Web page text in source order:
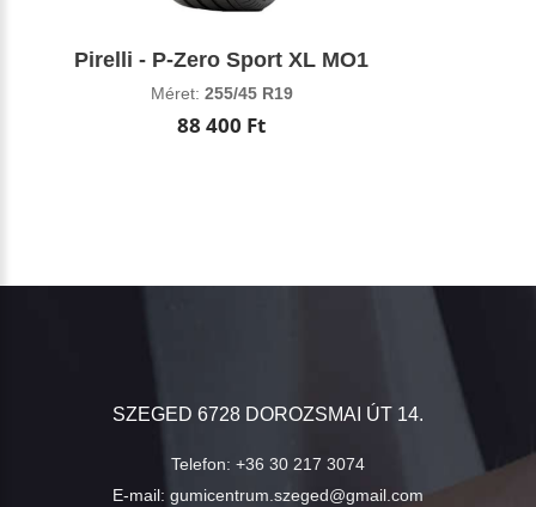
Pirelli - P-Zero Sport XL MO1
Méret: 255/45 R19
88 400 Ft
SZEGED 6728 DOROZSMAI ÚT 14.
Telefon: +36 30 217 3074
E-mail: gumicentrum.szeged@gmail.com